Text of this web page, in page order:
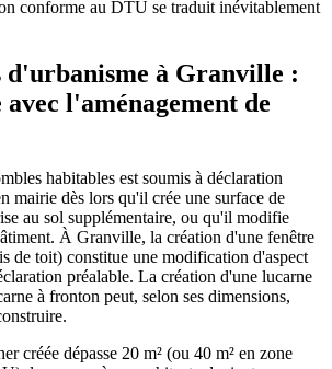
conforme au DTU se traduit inévitablement
d'urbanisme à Granville :
avec l'aménagement de
habitables est soumis à déclaration
mairie dès lors qu'il crée une surface de
au sol supplémentaire, ou qu'il modifie
À Granville, la création d'une fenêtre
de toit) constitue une modification d'aspect
préalable. La création d'une lucarne
à fronton peut, selon ses dimensions,
créée dépasse 20 m² (ou 40 m² en zone